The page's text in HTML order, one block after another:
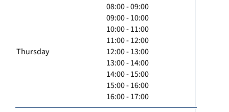
Thursday
08:00 - 09:00
09:00 - 10:00
10:00 - 11:00
11:00 - 12:00
12:00 - 13:00
13:00 - 14:00
14:00 - 15:00
15:00 - 16:00
16:00 - 17:00